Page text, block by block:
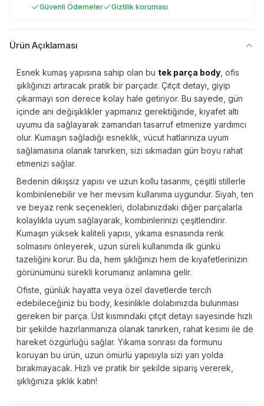
Güvenli Ödemeler Gizlilik koruması
Ürün Açıklaması
Esnek kumaş yapısına sahip olan bu tek parça body , ofis
şıklığınızı artıracak pratik bir parçadır. Çıtçıt detayı, giyip
çıkarmayı son derece kolay hale getiriyor. Bu sayede, gün
içinde ani değişiklikler yapmanız gerektiğinde, kıyafet altı
uyumu da sağlayarak zamandan tasarruf etmenize yardımcı
olur. Kumaşın sağladığı esneklik, vücut hatlarınıza uyum
sağlamasına olanak tanırken, sizi sıkmadan gün boyu rahat
etmenizi sağlar.
Bedenin dikişsiz yapısı ve uzun kollu tasarımı, çeşitli stillerle
kombinlenebilir ve her mevsim kullanıma uygundur. Siyah, ten
ve beyaz renk seçenekleri, dolabınızdaki diğer parçalarla
kolaylıkla uyum sağlayarak, kombinlerinizi çeşitlendirir.
Kumaşın yüksek kaliteli yapısı, yıkama esnasında renk
solmasını önleyerek, uzun süreli kullanımda ilk günkü
tazeliğini korur. Bu da, hem şıklığınızı hem de kıyafetlerinizin
görünümünü sürekli korumanız anlamına gelir.
Ofiste, günlük hayatta veya özel davetlerde tercih
edebileceğiniz bu body, kesinlikle dolabınızda bulunması
gereken bir parça. Üst kısmındaki çıtçıt detayı sayesinde hızlı
bir şekilde hazırlanmanıza olanak tanırken, rahat kesimi ile de
hareket özgürlüğü sağlar. Yıkama sonrası da formunu
koruyan bu ürün, uzun ömürlü yapısıyla sizi yarı yolda
bırakmayacak. Hızlı ve pratik bir şekilde sipariş vererek,
şıklığınıza şıklık katın!